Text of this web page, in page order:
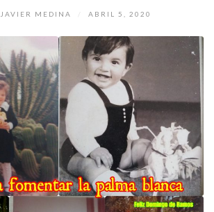
JAVIER MEDINA ABRIL 5, 2020